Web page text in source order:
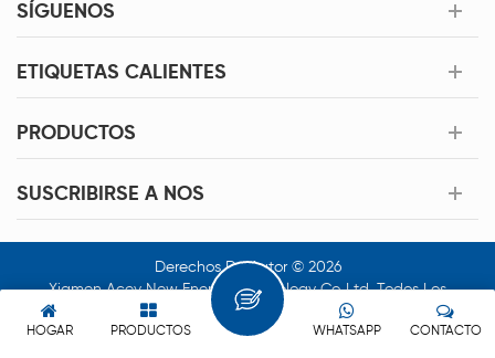
SÍGUENOS
ETIQUETAS CALIENTES
PRODUCTOS
SUSCRIBIRSE A NOS
Derechos De Autor © 2026
Xiamen Acey New Energy Technology Co.,Ltd. Todos Los
Derechos Reservados.
HOGAR PRODUCTOS CONTACTO
WHATSAPP